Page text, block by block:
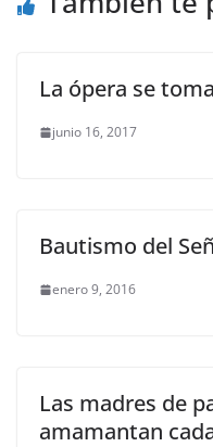
La ópera se
junio 16, 2017
Bautismo del
enero 9, 2016
Las madres de
amamantan